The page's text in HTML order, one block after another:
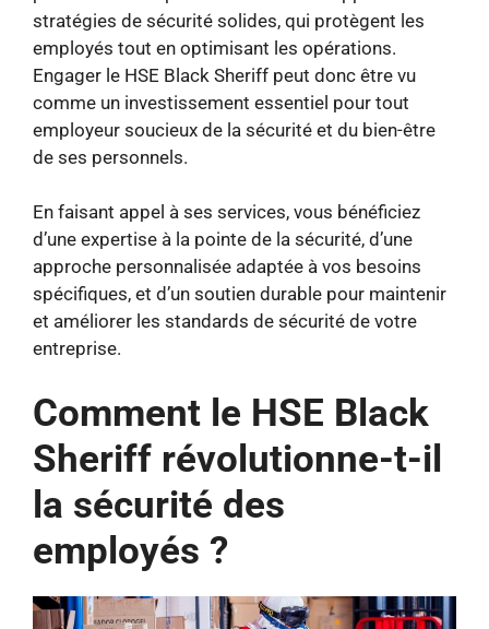
stratégies de sécurité solides, qui protègent les
employés tout en optimisant les opérations.
Engager le HSE Black Sheriff peut donc être vu
comme un investissement essentiel pour tout
employeur soucieux de la sécurité et du bien-être
de ses personnels.
En faisant appel à ses services, vous bénéficiez
d’une expertise à la pointe de la sécurité, d’une
approche personnalisée adaptée à vos besoins
spécifiques, et d’un soutien durable pour maintenir
et améliorer les standards de sécurité de votre
entreprise.
Comment le HSE Black
Sheriff révolutionne-t-il
la sécurité des
employés ?